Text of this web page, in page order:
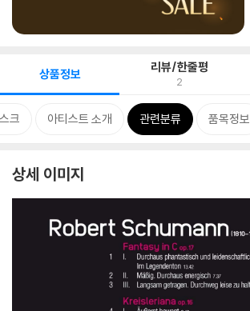
상품정보 리뷰/한줄평
2
크 아티스트 소개 관련분류 품목정보
상세 이미지